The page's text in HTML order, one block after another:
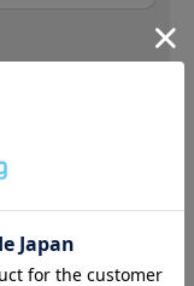
M
す。ストレ
、体形も拾